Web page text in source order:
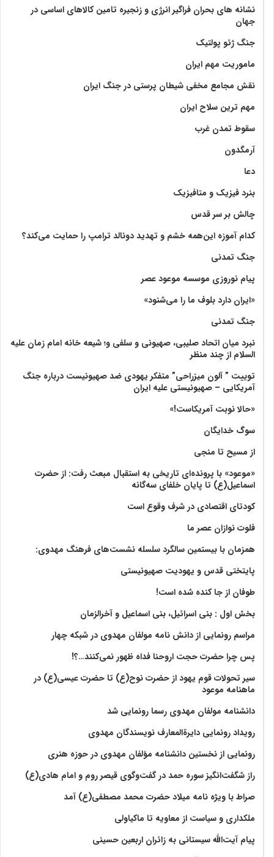
نشانه های بحران فراگیر انرژی و زنجیره تامین کالاهای اساسی در
جهان
جنگ ژئو پولتیک
ماموریت مهم ایران
نقش مجامع مخفی شیطان پرستی در جنگ ایران
مهم ترین سلاح ایران
سقوط تمدن غرب
آرمگدون
دعا
بنرد فیزیک و متافیزیک
چالش بر سر قدس
کدام آموزه این‌همه خشم و تهدید دونالد ترامپ را حمایت می‌کند؟
جنگ تمدنی
پیام نوروزی موسسه موعود عصر
«ایران دارد بلوف ما را می‌شنود»
جنگ تمدنی
نبرد میان اتحاد صلیبی، صهیونی و سلفی و؛ شیعه خانه امام زمان علیه
السلام از چند منظر
توییت ” آلون میزراحی” متفکر یهودی ضد صهیونیست درباره جنگ
آمریکایی – صهیونیستی علیه ایران
«حالا نوبت آمریکاست!»
سوگ خدایگان
از مسیح تا منجی
«موعود» با پرونده‌ای تاریخی به استقبال مبعث رفت: از حضرت
اسماعیل(ع) تا پایان خلفای سه‌گانه
کودتای اقتصادی در شرف وقوع است
فلوت نوازان عصر ما
همزمان با بیستمین سالگرد سلسله نشست‌های فرهنگ مهدوی:‌
پایتختی قدس و یهودیت صهیونیستی
طوفان از جا کنده شده است!
بخش اول : بنی اسرائیل، بنی اسماعیل و آخرالزمان
مراسم رونمایی از دانش نامه مولفان مهدوی در شبکه چهار
پس چرا حضرت حجت اروحنا فداه ظهور نمی‌کنند…؟!
سیر تحولات قوم یهود از حضرت نوح(ع) تا حضرت عیسی(ع) در
ماهنامه موعود
دانشنامه مولفان مهدوی رسما رونمایی شد
رویداد رونمایی دایرةالمعارف نویسندگان مهدوی
رونمایی از نخستین دانشنامه مؤلفان مهدوی در حوزه هنری
راز شگفت‌انگیز سوره حمد در گفت‌وگوی قیصر روم و امام هادی(ع)
صراط با ویژه نامه میلاد حضرت محمد مصطفی(ع) آمد
ملکداری و سیاست از معاویه تا ماکیاولی
پیام آیت‌الله سیستانی به زائران اربعین حسینی